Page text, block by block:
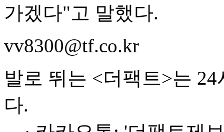
가겠다"고 말했다.
vv8300@tf.co.kr
발로 뛰는 <더팩트>는
다.